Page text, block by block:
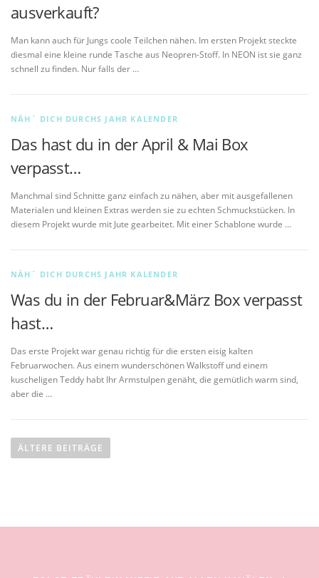
ausverkauft?
Man kann auch für Jungs coole Teilchen nähen. Im ersten Projekt steckte
diesmal eine kleine runde Tasche aus Neopren-Stoff. In NEON ist sie ganz
schnell zu finden. Nur falls der …
NÄH´ DICH DURCHS JAHR KALENDER
Das hast du in der April & Mai Box
verpasst…
Manchmal sind Schnitte ganz einfach zu nähen, aber mit ausgefallenen
Materialen und kleinen Extras werden sie zu echten Schmuckstücken. In
diesem Projekt wurde mit Jute gearbeitet. Mit einer Schablone wurde …
NÄH´ DICH DURCHS JAHR KALENDER
Was du in der Februar&März Box verpasst
hast…
Das erste Projekt war genau richtig für die ersten eisig kalten
Februarwochen. Aus einem wunderschönen Walkstoff und einem
kuscheligen Teddy habt Ihr Armstulpen genäht, die gemütlich warm sind,
aber die …
eÄLTERE BEITRÄGE